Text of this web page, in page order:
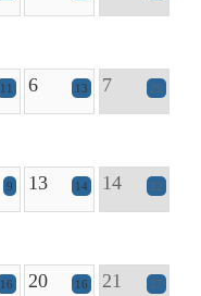
11 6 13 7 29
9 13 14 14 22
16 20 16 21 27